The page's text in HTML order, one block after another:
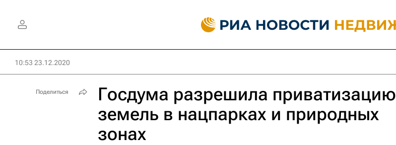
10:53 23.12.2020
Госдума разрешила приватизацию
земель в нацпарках и природных
зонах
Поделиться